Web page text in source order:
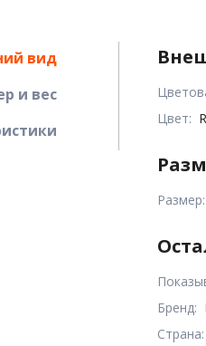
вид
и вес
Цвет:
Размер:
Бренд:
Страна: